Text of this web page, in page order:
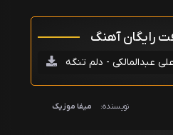
رایگان آهنگ
علی عبدالمالکی - دلم تنگه
نویسنده: میفا موزیک